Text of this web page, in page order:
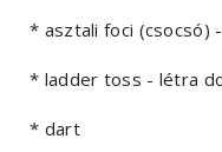
* asztali foci (csocsó)
* ladder toss - létra
* dart